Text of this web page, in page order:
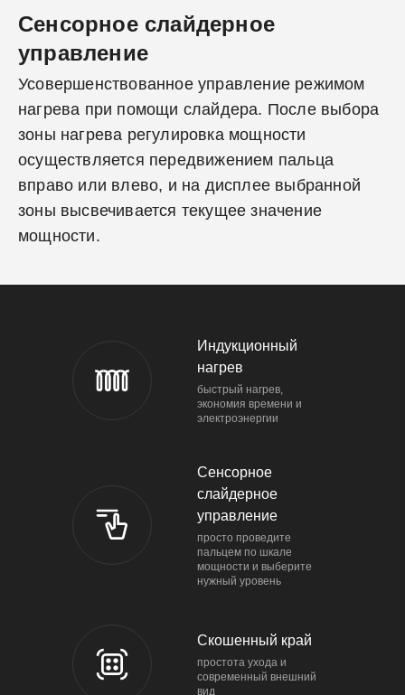
Сенсорное слайдерное
управление
Усовершенствованное управление режимом
нагрева при помощи слайдера. После выбора
зоны нагрева регулировка мощности
осуществляется передвижением пальца
вправо или влево, и на дисплее выбранной
зоны высвечивается текущее значение
мощности.
Индукционный
нагрев
быстрый нагрев,
экономия времени и
электроэнергии
Сенсор­ное
слайдер­ное
управление
просто проведите
пальцем по шкале
мощности и выберите
нужный уровень
Скошенный край
простота ухода и
современный внешний
вид